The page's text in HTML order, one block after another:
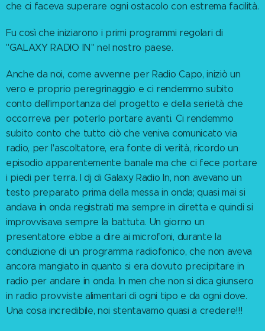
che ci faceva superare ogni ostacolo con estrema facilità.
Fu così che iniziarono i primi programmi regolari di
"GALAXY RADIO IN" nel nostro paese.
Anche da noi, come avvenne per Radio Capo, iniziò un
vero e proprio peregrinaggio e ci rendemmo subito
conto dell'importanza del progetto e della serietà che
occorreva per poterlo portare avanti. Ci rendemmo
subito conto che tutto ciò che veniva comunicato via
radio, per l'ascoltatore, era fonte di verità, ricordo un
episodio apparentemente banale ma che ci fece portare
i piedi per terra. I dj di Galaxy Radio In, non avevano un
testo preparato prima della messa in onda; quasi mai si
andava in onda registrati ma sempre in diretta e quindi si
improvvisava sempre la battuta. Un giorno un
presentatore ebbe a dire ai microfoni, durante la
conduzione di un programma radiofonico, che non aveva
ancora mangiato in quanto si era dovuto precipitare in
radio per andare in onda. In men che non si dica giunsero
in radio provviste alimentari di ogni tipo e da ogni dove.
Una cosa incredibile, noi stentavamo quasi a credere!!!